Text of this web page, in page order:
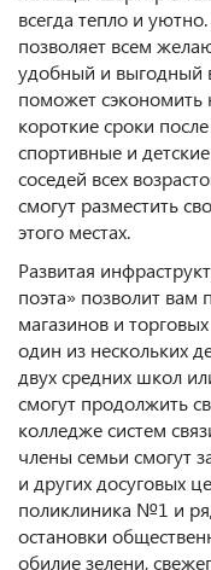
всегда тепло и
позволяет всем
удобный и выгодный
поможет сэкономить
короткие сроки
спортивные и
соседей всех
смогут разместить
этого местах.
Развитая
поэта» позволит вам
магазинов и
один из нескольких
двух средних школ
смогут продолжить
колледже систем
члены семьи смогут
и других досуговых
поликлиника №1 и
остановки
обилие зелени,